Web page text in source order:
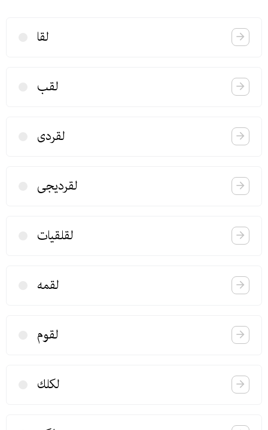
لقا
لقب
لقردی
لقردیجی
لقلقیات
لقمه
لقوم
لكلك